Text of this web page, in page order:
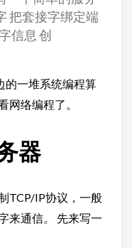
把套接字绑定端
信息 创
的一堆系统编程算
网络编程了。
器
TCP/IP协议，一般
来通信。 先来写一